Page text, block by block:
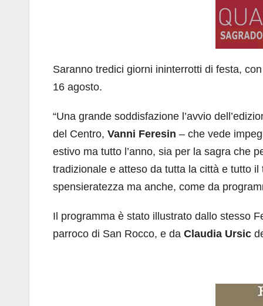
Saranno tredici giorni ininterrotti di festa,
16 agosto.
“Una grande soddisfazione l’avvio
del Centro, Vanni Feresin – che vede
estivo ma tutto l’anno, sia per la sagra che
tradizionale e atteso da tutta la città e tutto
spensieratezza ma anche, come da
Il programma è stato illustrato dallo stesso
parroco di San Rocco, e da Claudia Ursic